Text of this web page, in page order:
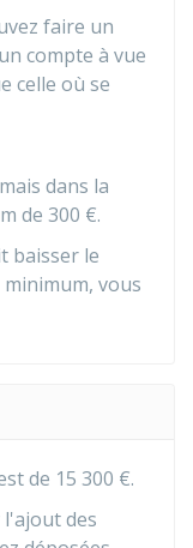
faire un
compte à vue
celle où se
dans la
de 300 €.
baisser le
minimum, vous
de 15 300 €.
des